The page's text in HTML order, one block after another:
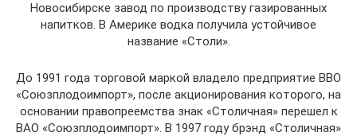
Новосибирске завод по производству газированных
напитков. В Америке водка получила устойчивое
название «Столи».
До 1991 года торговой маркой владело предприятие ВВО
«Союзплодоимпорт», после акционирования которого, на
основании правопреемства знак «Столичная» перешел к
ВАО «Союзплодоимпорт». В 1997 году брэнд «Столичная»